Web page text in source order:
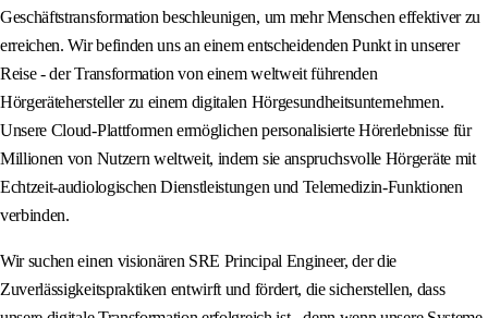
Geschäftstransformation beschleunigen, um mehr Menschen effektiver zu
erreichen. Wir befinden uns an einem entscheidenden Punkt in unserer
Reise - der Transformation von einem weltweit führenden
Hörgerätehersteller zu einem digitalen Hörgesundheitsunternehmen.
Unsere Cloud-Plattformen ermöglichen personalisierte Hörerlebnisse für
Millionen von Nutzern weltweit, indem sie anspruchsvolle Hörgeräte mit
Echtzeit-audiologischen Dienstleistungen und Telemedizin-Funktionen
verbinden.
Wir suchen einen visionären SRE Principal Engineer, der die
Zuverlässigkeitspraktiken entwirft und fördert, die sicherstellen, dass